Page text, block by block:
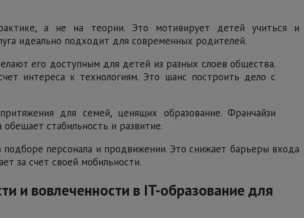
а не на теории. Это мотивирует детей учиться и
идеально подходит для современных родителей.
его доступным для детей из разных слоев общества.
интереса к технологиям. Это шанс построить дело с
для семей, ценящих образование. Франчайзи
стабильность и развитие.
персонала и продвижении. Это снижает барьеры входа
за счет своей мобильности.
и вовлеченности в IT-образование для